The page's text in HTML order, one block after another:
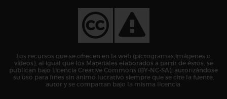
Los recursos que se ofrecen en la web (pictogramas,imágenes o
vídeos), al igual que los Materiales elaborados a partir de éstos, se
publican bajo Licencia Creative Commons (BY-NC-SA), autorizándose
su uso para fines sin ánimo lucrativo siempre que se cite la fuente,
autor y se compartan bajo la misma licencia.